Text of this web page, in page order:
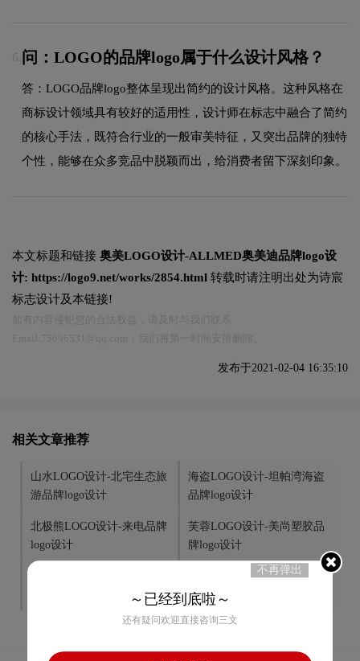
6. 问：LOGO的品牌logo属于什么设计风格？
答：LOGO品牌logo整体呈现出简约的设计风格。这种风格在
商标设计领域具有较好的适用性，设计师在标志中融合了简约
的核心手法，既符合行业的一般审美特征，又突出品牌的独特
个性，能够在众多竞品中脱颖而出，给消费者留下深刻印象。
本文标题和链接 奥美LOGO设计-ALLMED奥美迪品牌logo设
计: https://logo9.net/works/2854.html 转载时请注明出处为诗宸
标志设计及本链接!
发布于2021-02-04 16:35:10
相关文章推荐
山水LOGO设计-北宅生态旅
游品牌logo设计
海盗LOGO设计-坦帕湾海盗
品牌logo设计
北极熊LOGO设计-来电品牌
logo设计
芙蓉LOGO设计-美尚塑胶品
牌logo设计
人脸LOGO设计-菲格品牌
logo设计
不再弹出
～已经到底啦～
还有疑问欢迎直接咨询三文